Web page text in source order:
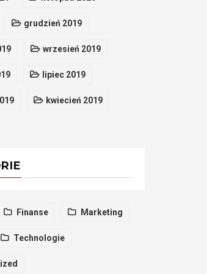
grudzień 2019
wrzesień 2019
lipiec 2019
kwiecień 2019
Finanse Marketing
Technologie